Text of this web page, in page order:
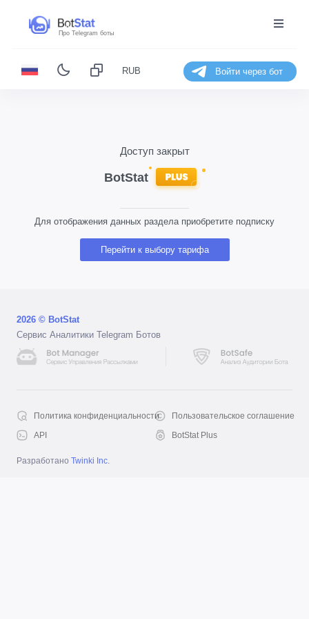
Про Telegram боты
RUB Войти через бот
Доступ закрыт
Для отображения данных раздела приобретите подписку
Перейти к выбору тарифа
2026 © BotStat
Сервис Аналитики Telegram Ботов
Политика конфиденциальности
Пользовательское соглашение
API
BotStat Plus
Разработано Twinki Inc.